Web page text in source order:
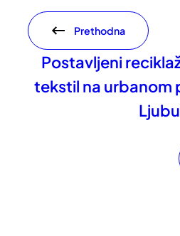
Prethodna
Postavljeni
tekstil na urbanom